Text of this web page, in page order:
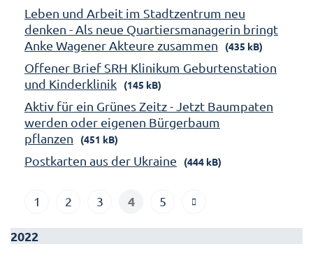
Leben und Arbeit im Stadtzentrum neu
denken - Als neue Quartiersmanagerin bringt
Anke Wagener Akteure zusammen
(435 kB)
Offener Brief SRH Klinikum Geburtenstation
und Kinderklinik
(145 kB)
Aktiv für ein Grünes Zeitz - Jetzt Baumpaten
werden oder eigenen Bürgerbaum
pflanzen
(451 kB)
Postkarten aus der Ukraine (444 kB)
1 2 3 4 5
2022